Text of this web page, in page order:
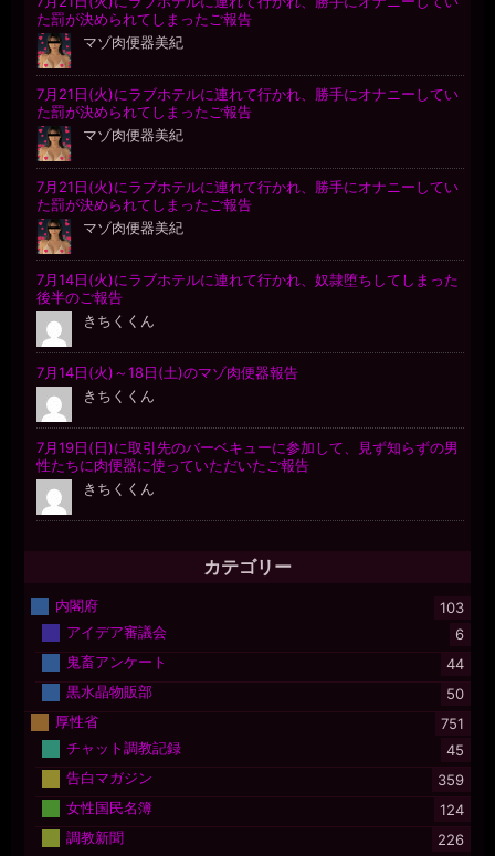
カテゴリー
内閣府
103
アイデア審議会
6
鬼畜アンケート
44
黒水晶物販部
50
厚性省
751
チャット調教記録
45
告白マガジン
359
女性国民名簿
124
調教新聞
226